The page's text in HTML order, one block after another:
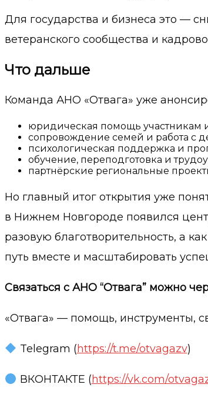
Для государства и бизнеса это —
ветеранского сообщества и
Что дальше
Команда АНО «Отвага» уже
юридическая помощь участникам
сопровождение семей и работа с
психологическая поддержка и
обучение, переподготовка и
партнёрские региональные
Но главный итог открытия уже
в Нижнем Новгороде появился
разовую благотворительность, а
путь вместе и масштабировать
Связаться с АНО “Отвага” можно
«Отвага» — помощь, инструменты,
Telegram (https://t.me/otvagazv)
ВКОНТАКТЕ (https://vk.com/